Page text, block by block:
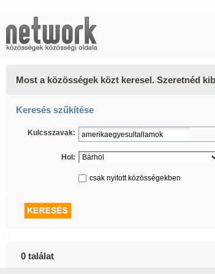
Most a közösségek közt keresel. Szeretnéd
Keresés szűkítése
Kulcsszavak:
Hol:
csak nyitott közösségekben
0 találat